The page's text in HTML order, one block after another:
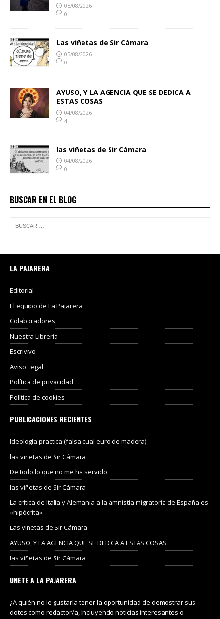
05/08/2026
0
Las viñetas de Sir Cámara
05/08/2026
0
AYUSO, Y LA AGENCIA QUE SE DEDICA A
ESTAS COSAS
04/08/2026
4
las viñetas de Sir Cámara
04/08/2026
0
BUSCAR EN EL BLOG
LA PAJARERA
Editorial
El equipo de La Pajarera
Colaboradores
Nuestra Libreria
Escrivivo
Aviso Legal
Política de privacidad
Política de cookies
PUBLICACIONES RECIENTES
Ideología practica (falsa cual euro de madera)
las viñetas de Sir Cámara
De todo lo que no me ha servido.
las viñetas de Sir Cámara
La crítica de Italia y Alemania a la amnistía migratoria de España es
«hipócrita».
Las viñetas de Sir Cámara
AYUSO, Y LA AGENCIA QUE SE DEDICA A ESTAS COSAS
las viñetas de Sir Cámara
UNETE A LA PAJARERA
¿A quién no le gustaría tener la oportunidad de demostrar sus
dotes como redactor/a, incluyendo noticias interesantes o